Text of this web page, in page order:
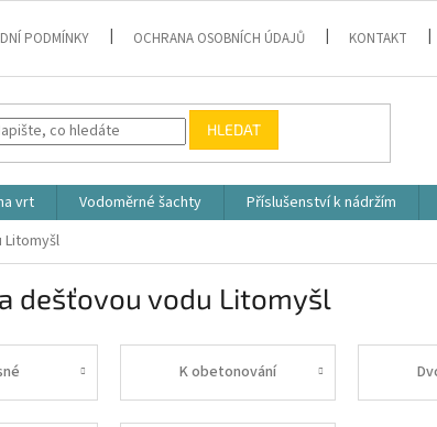
PODMÍNKY OCHRANA OSOBNÍCH ÚDAJŮ KONTAKT
HLEDAT
vrt Vodoměrné šachty Příslušenství k nádržím
Litomyšl
dešťovou vodu Litomyšl
K obetonování